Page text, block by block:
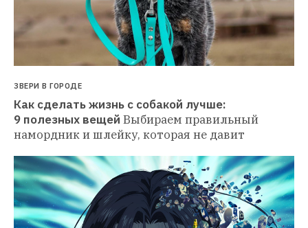
ЗВЕРИ В ГОРОДЕ
Как сделать жизнь с собакой лучше:
9 полезных вещей Выбираем правильный
намордник и шлейку, которая не давит